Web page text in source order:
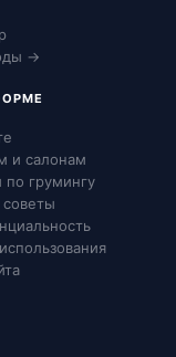
→
и салонам
по грумингу
советы